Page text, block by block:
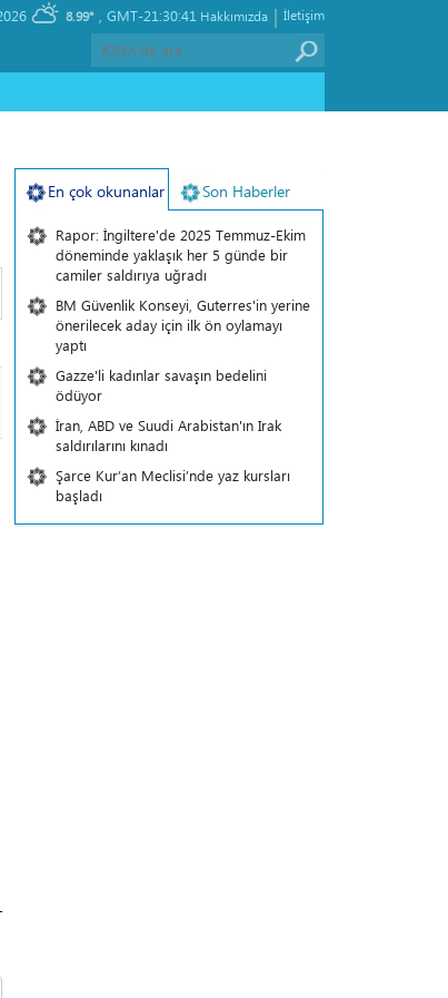
GMT-21:30:41
8.99° İletişim
|
Hakkımızda
En çok okunanlar Son Haberler
Rapor: İngiltere'de 2025 Temmuz-Ekim
döneminde yaklaşık her 5 günde bir
camiler saldırıya uğradı
BM Güvenlik Konseyi, Guterres'in yerine
önerilecek aday için ilk ön oylamayı
yaptı
Gazze'li kadınlar savaşın bedelini
ödüyor
İran, ABD ve Suudi Arabistan'ın Irak
saldırılarını kınadı
Şarce Kur’an Meclisi’nde yaz kursları
başladı